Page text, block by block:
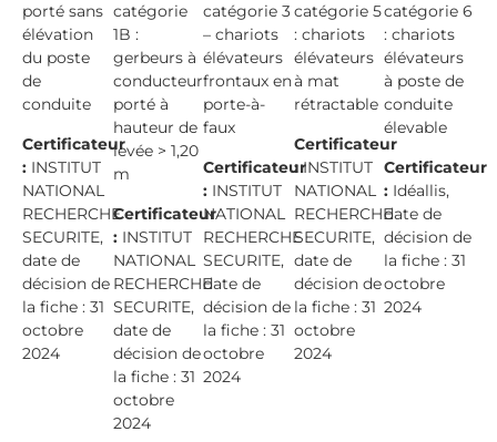
porté sans
élévation
du poste
de
conduite
Certificateur
: INSTITUT
NATIONAL
RECHERCHE
SECURITE,
date de
décision de
la fiche : 31
octobre
2024
catégorie
1B :
gerbeurs à
conducteur
porté à
hauteur de
levée > 1,20
m
Certificateur
: INSTITUT
NATIONAL
RECHERCHE
SECURITE,
date de
décision de
la fiche : 31
octobre
2024
catégorie 3
– chariots
élévateurs
frontaux en
porte-à-
faux
Certificateur
: INSTITUT
NATIONAL
RECHERCHE
SECURITE,
date de
décision de
la fiche : 31
octobre
2024
catégorie 5
: chariots
élévateurs
à mat
rétractable
Certificateur
:INSTITUT
NATIONAL
RECHERCHE
SECURITE,
date de
décision de
la fiche : 31
octobre
2024
catégorie 6
: chariots
élévateurs
à poste de
conduite
élevable
Certificateur
: Idéallis,
date de
décision de
la fiche : 31
octobre
2024